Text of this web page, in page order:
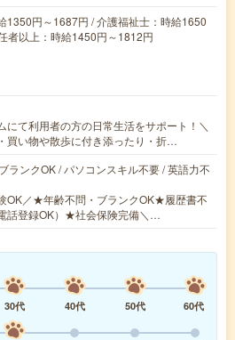
1350円～1687円 / 介護福祉士：時給1650
者以上：時給1450円～1812円
にて利用者の方の日常生活をサポート！＼
い物や散歩に付き添ったり・折…
ランクOK / パソコンスキル不要 / 英語力不
OK／★年齢不問・ブランクOK★履歴書不
話登録OK）★社会保険完備＼…
30代 40代 50代
60代